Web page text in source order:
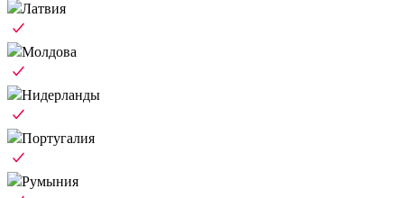
Латвия
Молдова
Нидерланды
Португалия
Румыния